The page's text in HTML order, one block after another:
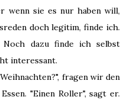
wenn sie es nur haben will,
doch legitim, finde ich.
Noch dazu finde ich selbst
interessant.
fragen wir den
"Einen Roller", sagt er.